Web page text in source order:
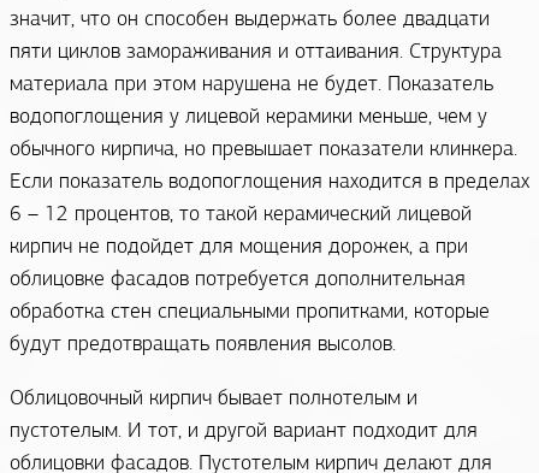
значит, что он способен выдержать более двадцати
пяти циклов замораживания и оттаивания. Структура
материала при этом нарушена не будет. Показатель
водопоглощения у лицевой керамики меньше, чем у
обычного кирпича, но превышает показатели клинкера.
Если показатель водопоглощения находится в пределах
6 – 12 процентов, то такой керамический лицевой
кирпич не подойдет для мощения дорожек, а при
облицовке фасадов потребуется дополнительная
обработка стен специальными пропитками, которые
будут предотвращать появления высолов.
Облицовочный кирпич бывает полнотелым и
пустотелым. И тот, и другой вариант подходит для
облицовки фасадов. Пустотелым кирпич делают для